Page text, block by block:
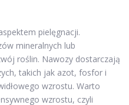
pielęgnacji.
mineralnych lub
roślin. Nawozy dostarczają
takich jak azot, fosfor i
wzrostu. Warto
wzrostu, czyli